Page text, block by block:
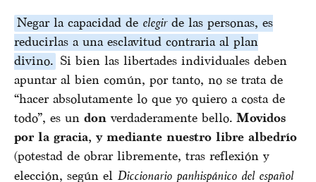
Negar la capacidad de elegirde las personas, es
reducirlas a una esclavitud contraria al plan
divino. Si bien las libertades individuales deben
apuntar al bien común, por tanto, no se trata de
“hacer absolutamente lo que yo quiero a costa de
todo”, es un don verdaderamente bello. Movidos
por la gracia, y mediante nuestro libre albedrío
(potestad de obrar libremente, tras reflexión y
elección, según el Diccionario panhispánico del español